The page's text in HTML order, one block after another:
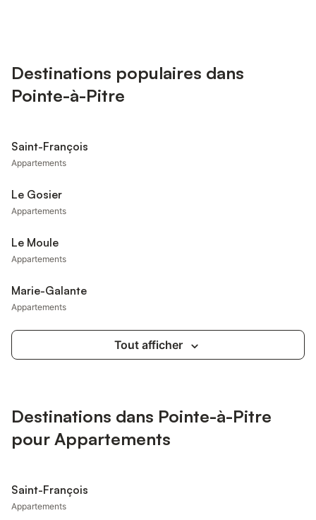
Destinations populaires dans
Pointe-à-Pitre
Saint-François
Appartements
Le Gosier
Appartements
Le Moule
Appartements
Marie-Galante
Appartements
Tout afficher
Destinations dans Pointe-à-Pitre
pour Appartements
Saint-François
Appartements